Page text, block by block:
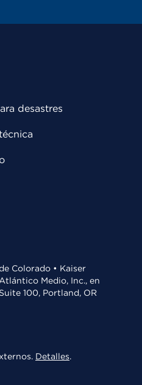
desastres
Colorado • Kaiser
Medio, Inc., en
100, Portland, OR
Detalles.